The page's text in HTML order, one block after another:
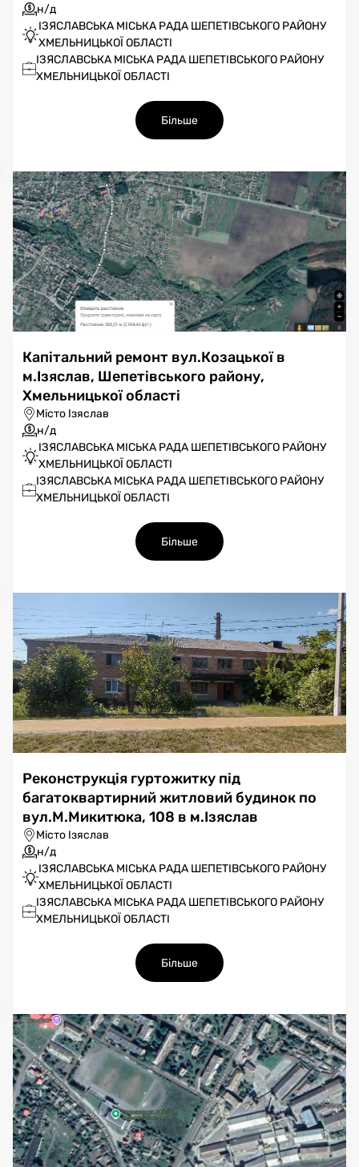
н/д
ІЗЯСЛАВСЬКА МІСЬКА РАДА ШЕПЕТІВСЬКОГО РАЙОНУ
ХМЕЛЬНИЦЬКОЇ ОБЛАСТІ
ІЗЯСЛАВСЬКА МІСЬКА РАДА ШЕПЕТІВСЬКОГО РАЙОНУ
ХМЕЛЬНИЦЬКОЇ ОБЛАСТІ
Більше
Капітальний ремонт вул.Козацької в
м.Ізяслав, Шепетівського району,
Хмельницької області
Місто Ізяслав
н/д
ІЗЯСЛАВСЬКА МІСЬКА РАДА ШЕПЕТІВСЬКОГО РАЙОНУ
ХМЕЛЬНИЦЬКОЇ ОБЛАСТІ
ІЗЯСЛАВСЬКА МІСЬКА РАДА ШЕПЕТІВСЬКОГО РАЙОНУ
ХМЕЛЬНИЦЬКОЇ ОБЛАСТІ
Більше
Реконструкція гуртожитку під
багатоквартирний житловий будинок по
вул.М.Микитюка, 108 в м.Ізяслав
Місто Ізяслав
н/д
ІЗЯСЛАВСЬКА МІСЬКА РАДА ШЕПЕТІВСЬКОГО РАЙОНУ
ХМЕЛЬНИЦЬКОЇ ОБЛАСТІ
ІЗЯСЛАВСЬКА МІСЬКА РАДА ШЕПЕТІВСЬКОГО РАЙОНУ
ХМЕЛЬНИЦЬКОЇ ОБЛАСТІ
Більше